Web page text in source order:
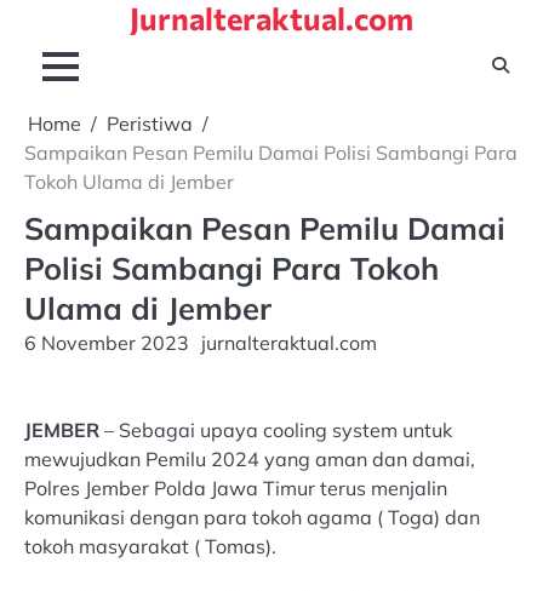
content
Jurnalteraktual.com
Home
Peristiwa
Sampaikan Pesan Pemilu Damai Polisi Sambangi Para
Tokoh Ulama di Jember
Sampaikan Pesan Pemilu Damai
Polisi Sambangi Para Tokoh
Ulama di Jember
6 November 2023 jurnalteraktual.com
JEMBER – Sebagai upaya cooling system untuk
mewujudkan Pemilu 2024 yang aman dan damai,
Polres Jember Polda Jawa Timur terus menjalin
komunikasi dengan para tokoh agama ( Toga) dan
tokoh masyarakat ( Tomas).